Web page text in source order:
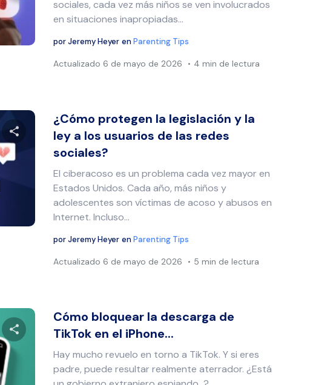
Twitter
sociales, cada vez más niños se ven involucrados
en situaciones inapropiadas...
porJeremy Heyer enParenting Tips
Actualizado 6 de mayo de 2026 4 min de lectura
Comparte este artículo
Facebook Copiar enlace
¿Cómo protegen la legislación y la
ley a los usuarios de las redes
sociales?
El ciberacoso es un problema cada vez mayor en
Estados Unidos. Cada año, más niños y
adolescentes son víctimas de acoso y abusos en
Internet. Incluso...
porJeremy Heyer enParenting Tips
Actualizado 6 de mayo de 2026 5 min de lectura
Comparte este artículo
Cómo bloquear la descarga de
TikTok en el iPhone...
Hay mucho revuelo en torno a TikTok. Y si eres
padre, puede resultar realmente aterrador. ¿Está